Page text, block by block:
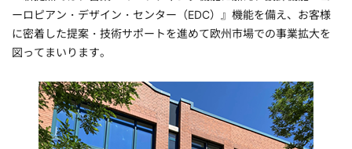
ーロピアン・デザイン・センター（EDC）』機能を備え、お客様
に密着した提案・技術サポートを進めて欧州市場での事業拡大を
図ってまいります。